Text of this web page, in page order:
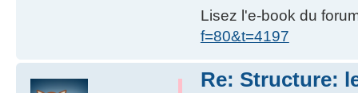
Lisez l'e-book du
f=80&t=4197
Re: Structure: